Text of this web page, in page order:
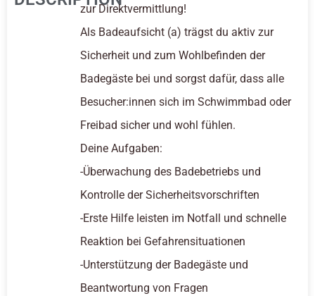
zur Direktvermittlung!
Als Badeaufsicht (a) trägst du aktiv zur
Sicherheit und zum Wohlbefinden der
Badegäste bei und sorgst dafür, dass alle
Besucher:innen sich im Schwimmbad oder
Freibad sicher und wohl fühlen.
Deine Aufgaben:
-Überwachung des Badebetriebs und
Kontrolle der Sicherheitsvorschriften
-Erste Hilfe leisten im Notfall und schnelle
Reaktion bei Gefahrensituationen
-Unterstützung der Badegäste und
Beantwortung von Fragen